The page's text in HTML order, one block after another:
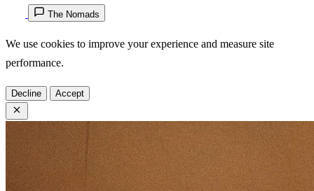
The Nomads
We use cookies to improve your experience and measure site
performance.
Decline Accept